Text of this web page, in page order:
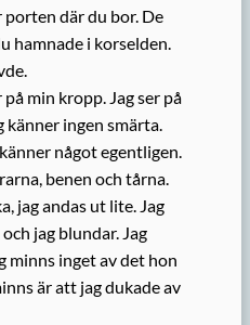
där du bor. De
hamnade i korselden.
på min kropp. Jag ser på
ingen smärta.
något egentligen.
benen och tårna.
jag andas ut lite. Jag
jag blundar. Jag
minns inget av det hon
är att jag dukade av